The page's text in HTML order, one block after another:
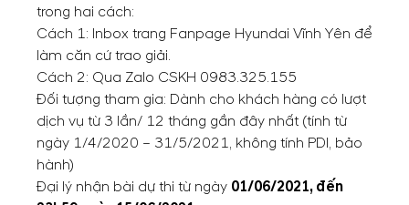
trong hai cách:
Cách 1: Inbox trang Fanpage Hyundai Vĩnh Yên để
làm căn cứ trao giải.
Cách 2: Qua Zalo CSKH 0983.325.155
Đối tượng tham gia: Dành cho khách hàng có lượt
dịch vụ từ 3 lần/ 12 tháng gần đây nhất (tính từ
ngày 1/4/2020 – 31/5/2021, không tính PDI, bảo
hành)
Đại lý nhận bài dự thi từ ngày 01/06/2021, đến